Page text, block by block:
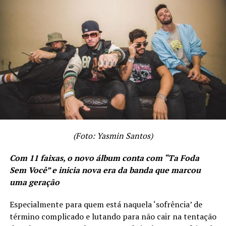
(Foto: Yasmin Santos)
Com 11 faixas, o novo álbum conta com “Ta Foda
Sem Você” e inicia nova era da banda que marcou
uma geração
Especialmente para quem está naquela ‘sofrência’ de
término complicado e lutando para não cair na tentação